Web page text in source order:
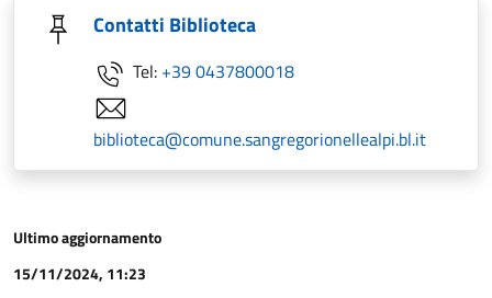
Contatti Biblioteca
Tel: +39 0437800018
biblioteca@comune.sangregorionellealpi.bl.it
Ultimo aggiornamento
15/11/2024, 11:23